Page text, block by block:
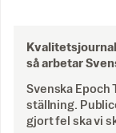
så arbetar
Svenska
ställning.
gjort fel ska vi